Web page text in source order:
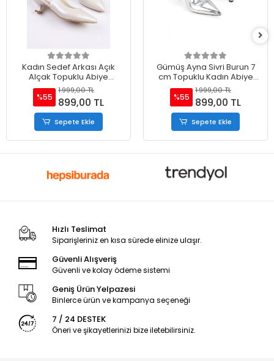
Kadın Sedef Arkası Açık
Alçak Topuklu Abiye
Ayakkabı
%55
1.999,00 TL
899,00 TL
Sepete Ekle
Gümüş Ayna Sivri Burun 7
cm Topuklu Kadın Abiye
Ayakkabı
%55
1.999,00 TL
899,00 TL
Sepete Ekle
Hızlı Teslimat
Siparişleriniz en kısa sürede elinize ulaşır.
Güvenli Alışveriş
Güvenli ve kolay ödeme sistemi
Geniş Ürün Yelpazesi
Binlerce ürün ve kampanya seçeneği
7 / 24 DESTEK
Öneri ve şikayetlerinizi bize iletebilirsiniz.